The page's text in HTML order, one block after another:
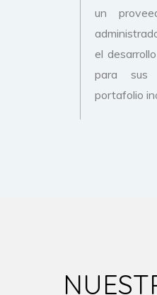
un
el
para sus
portafolio